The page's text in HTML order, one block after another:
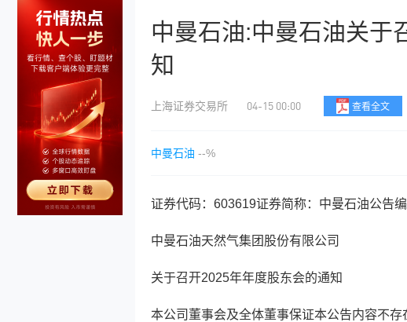
中曼石油:中曼石油关于
知
上海证券交易所 04-15 00:00 查看全文
中曼石油 --%
证券代码：603619证券简称：中曼石油公告
中曼石油天然气集团股份有限公司
关于召开2025年年度股东会的通知
本公司董事会及全体董事保证本公告内容不